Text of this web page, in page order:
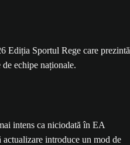
intens ca niciodată în EA
introduce un mod de